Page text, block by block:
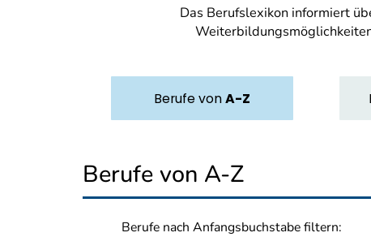
Das Berufslexikon informiert
BerufevonA-Z
Berufe von A-Z
Berufe nach Anfangsbuchstabe filtern: